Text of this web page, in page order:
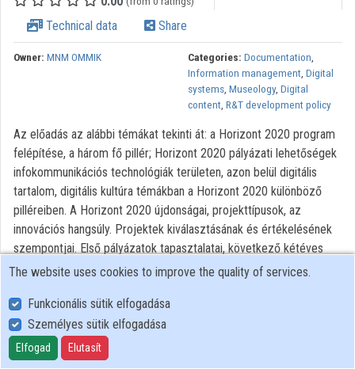
Technical data Share
Owner: MNM OMMIK Categories: Documentation,
Information management, Digital
systems, Museology, Digital
content, R&T development policy
Az előadás az alábbi témákat tekinti át: a Horizont 2020 program
felépítése, a három fő pillér; Horizont 2020 pályázati lehetőségek
infokommunikációs technológiák területen, azon belül digitális
tartalom, digitális kultúra témákban a Horizont 2020 különböző
pilléreiben. A Horizont 2020 újdonságai, projekttípusok, az
innovációs hangsúly. Projektek kiválasztásának és értékelésének
szempontjai. Első pályázatok tapasztalatai, következő kétéves
munkaprogramok, felhívások tervezése, előkészítésének
User Policy
Adatkezelési tájékoztató (en)
Cookie Policy
The website uses cookies to improve the quality of services.
Funkcionális sütik elfogadása
Személyes sütik elfogadása
Elfogad Elutasít